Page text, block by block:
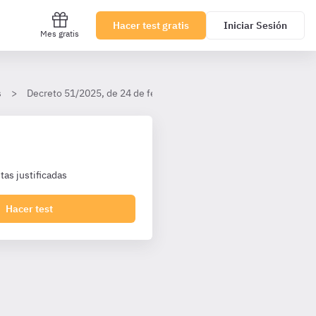
Mes gratis
Hacer test gratis Iniciar Sesión
Decreto 51/2025, de 24 de febrero, por el que se regula la
justificadas
Hacer test